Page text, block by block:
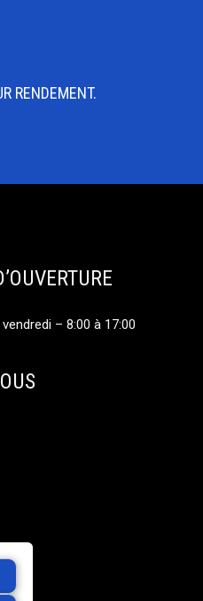
RENDEMENT.
– 8:00 à 17:00